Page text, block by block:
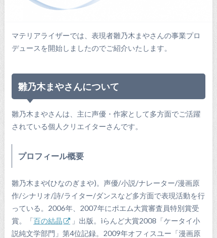
マテリアライザーでは、表現者雛乃木まやさんの事業プロ
デュースを開始しましたのでご紹介いたします。
雛乃木まやさんについて
雛乃木まやさんは、主に声優・作家として多方面でご活躍
されている個人クリエイターさんです。
プロフィール概要
雛乃木まや(ひなのぎまや)。声優/小説/ナレーター/漫画原
作/シナリオ/詩/ライター/ダンスなど多方面で表現活動を行
っている。2006年、2007年にポエム大賞審査員特別賞受
賞。「百の結晶
」出版。iらんど大賞2008「ケータイ小
説純文学部門」第4位記録。2009年オフィスユー「漫画原